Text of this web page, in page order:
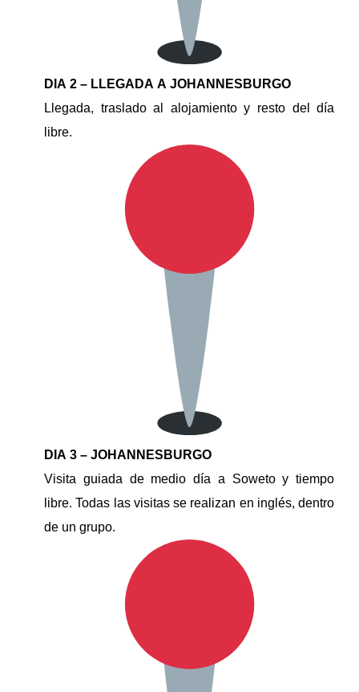
DIA 2 – LLEGADA A JOHANNESBURGO
Llegada, traslado al alojamiento y resto del día
libre.
DIA 3 – JOHANNESBURGO
Visita guiada de medio día a Soweto y tiempo
libre. Todas las visitas se realizan en inglés, dentro
de un grupo.